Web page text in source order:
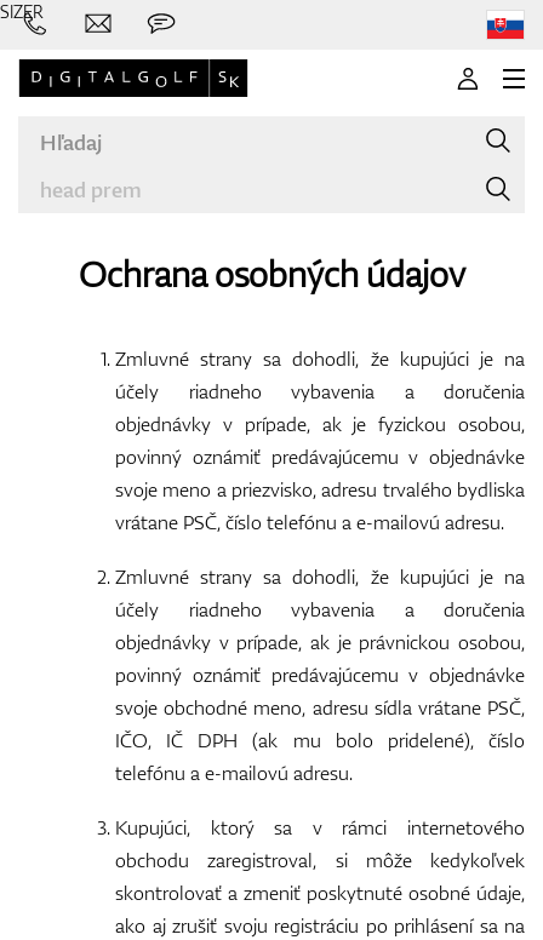
Palice
Topánky
Rukavice
Loptičky
Ochrana osobných údajov
Zmluvné strany sa dohodli, že kupujúci je na
účely riadneho vybavenia a doručenia
objednávky v prípade, ak je fyzickou osobou,
povinný oznámiť predávajúcemu v objednávke
svoje meno a priezvisko, adresu trvalého bydliska
vrátane PSČ, číslo telefónu a e-mailovú adresu.
Zmluvné strany sa dohodli, že kupujúci je na
účely riadneho vybavenia a doručenia
objednávky v prípade, ak je právnickou osobou,
povinný oznámiť predávajúcemu v objednávke
svoje obchodné meno, adresu sídla vrátane PSČ,
IČO, IČ DPH (ak mu bolo pridelené), číslo
telefónu a e-mailovú adresu.
Kupujúci, ktorý sa v rámci internetového
obchodu zaregistroval, si môže kedykoľvek
skontrolovať a zmeniť poskytnuté osobné údaje,
ako aj zrušiť svoju registráciu po prihlásení sa na
SIZER